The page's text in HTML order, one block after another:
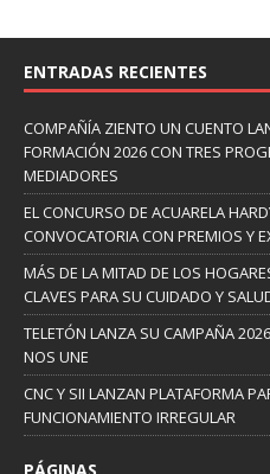
ENTRADAS RECIENTES
COMPAÑÍA ZIENTO UN CUENTO
FORMACIÓN 2026 CON TRES
MEDIADORES
EL CONCURSO DE ACUARELA
CONVOCATORIA CON PREMIOS Y
MÁS DE LA MITAD DE LOS
CLAVES PARA SU CUIDADO Y
TELETÓN LANZA SU CAMPAÑA
NOS UNE
CNC Y SII LANZAN PLATAFORMA
FUNCIONAMIENTO IRREGULAR